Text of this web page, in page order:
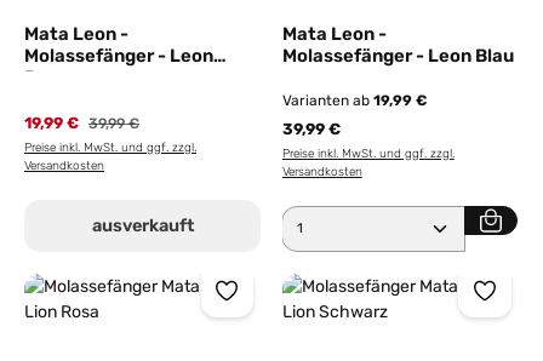
Mata Leon -
Molassefänger - Leon
Braun
19,99 € Regulärer Preis:
39,99 €
Preise inkl. MwSt. und ggf. zzgl.
Versandkosten
ausverkauft
Mata Leon -
Molassefänger - Leon Blau
Varianten ab19,99 €
39,99 €
Preise inkl. MwSt. und ggf. zzgl.
Versandkosten
Produkt Anzahl: Gib den